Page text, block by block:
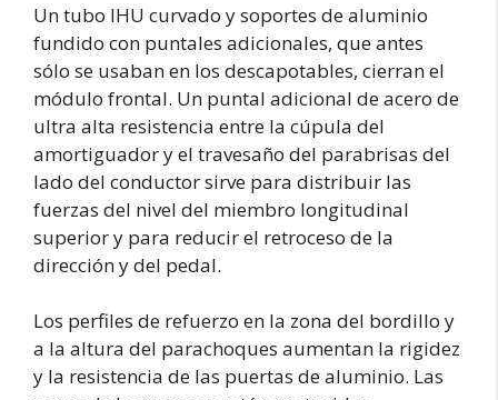
Un tubo IHU curvado y soportes de aluminio
fundido con puntales adicionales, que antes
sólo se usaban en los descapotables, cierran el
módulo frontal. Un puntal adicional de acero de
ultra alta resistencia entre la cúpula del
amortiguador y el travesaño del parabrisas del
lado del conductor sirve para distribuir las
fuerzas del nivel del miembro longitudinal
superior y para reducir el retroceso de la
dirección y del pedal.
Los perfiles de refuerzo en la zona del bordillo y
a la altura del parachoques aumentan la rigidez
y la resistencia de las puertas de aluminio. Las